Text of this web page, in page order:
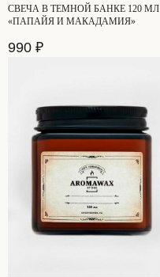
СВЕЧА В ТЕМНОЙ БАНКЕ 120 МЛ
«ПАПАЙЯ И МАКАДАМИЯ»
990 ₽
АРОМАТИЧЕСКИЕ САШЕ
ПОДАРОЧНЫЕ БОКСЫ
АКСЕССУАРЫ
ПОДАРОЧНЫЕ СЕРТИФИКАТЫ